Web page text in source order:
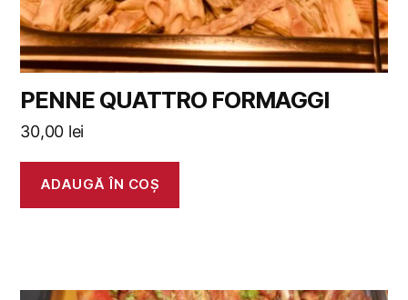
PENNE QUATTRO FORMAGGI
30,00 lei
ADAUGĂ ÎN COȘ